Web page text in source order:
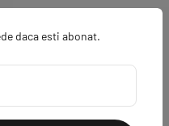
daca esti abonat.
de Transilvania Marketing